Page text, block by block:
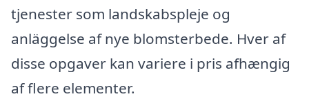
tjenester som landskabspleje og
anläggelse af nye blomsterbede. Hver af
disse opgaver kan variere i pris afhængig
af flere elementer.